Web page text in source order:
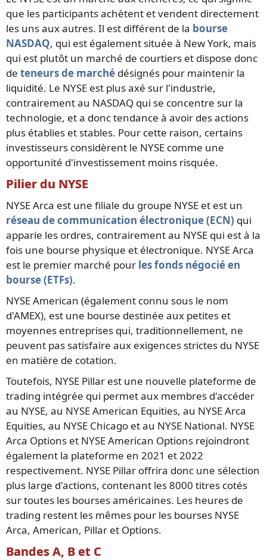
que les participants achètent et vendent directement
les uns aux autres. Il est différent de la bourse
NASDAQ, qui est également située à New York, mais
qui est plutôt un marché de courtiers et dispose donc
de teneurs de marché désignés pour maintenir la
liquidité. Le NYSE est plus axé sur l'industrie,
contrairement au NASDAQ qui se concentre sur la
technologie, et a donc tendance à avoir des actions
plus établies et stables. Pour cette raison, certains
investisseurs considèrent le NYSE comme une
opportunité d'investissement moins risquée.
Pilier du NYSE
NYSE Arca est une filiale du groupe NYSE et est un
réseau de communication électronique (ECN) qui
apparie les ordres, contrairement au NYSE qui est à la
fois une bourse physique et électronique. NYSE Arca
est le premier marché pour les fonds négocié en
bourse (ETFs).
NYSE American (également connu sous le nom
d'AMEX), est une bourse destinée aux petites et
moyennes entreprises qui, traditionnellement, ne
peuvent pas satisfaire aux exigences strictes du NYSE
en matière de cotation.
Toutefois, NYSE Pillar est une nouvelle plateforme de
trading intégrée qui permet aux membres d'accéder
au NYSE, au NYSE American Equities, au NYSE Arca
Equities, au NYSE Chicago et au NYSE National. NYSE
Arca Options et NYSE American Options rejoindront
également la plateforme en 2021 et 2022
respectivement. NYSE Pillar offrira donc une sélection
plus large d'actions, contenant les 8000 titres cotés
sur toutes les bourses américaines. Les heures de
trading restent les mêmes pour les bourses NYSE
Arca, American, Pillar et Options.
Bandes A, B et C